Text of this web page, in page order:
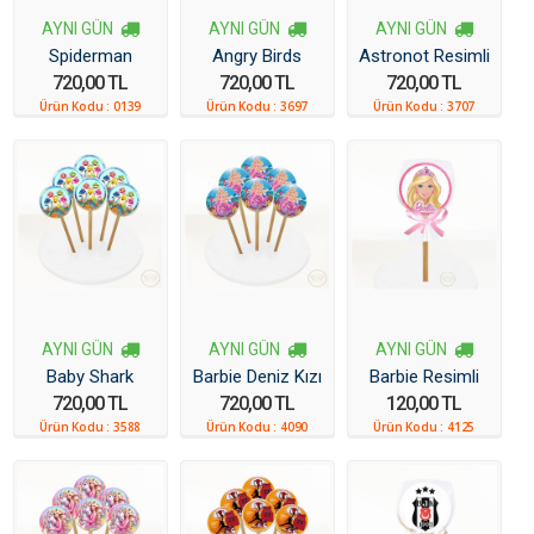
Söz-Nişan Düğün Pastaları
AYNI GÜN
Spiderman
Resimli Kurabiye
720,00 TL
Ürün Kodu :0139
AYNI GÜN
Angry Birds
Resimli Kurabiye
720,00 TL
Ürün Kodu :3697
AYNI GÜN
Astronot Resimli
Kurabiye 6 Adet
720,00 TL
Ürün Kodu :3707
AYNI GÜN
Baby Shark
Resimli Kurabiye
720,00 TL
Ürün Kodu :3588
AYNI GÜN
Barbie Deniz Kızı
Resimli Kurabiye
720,00 TL
Ürün Kodu : 4090
AYNI GÜN
Barbie Resimli
Kurabiye
120,00 TL
Ürün Kodu : 4125